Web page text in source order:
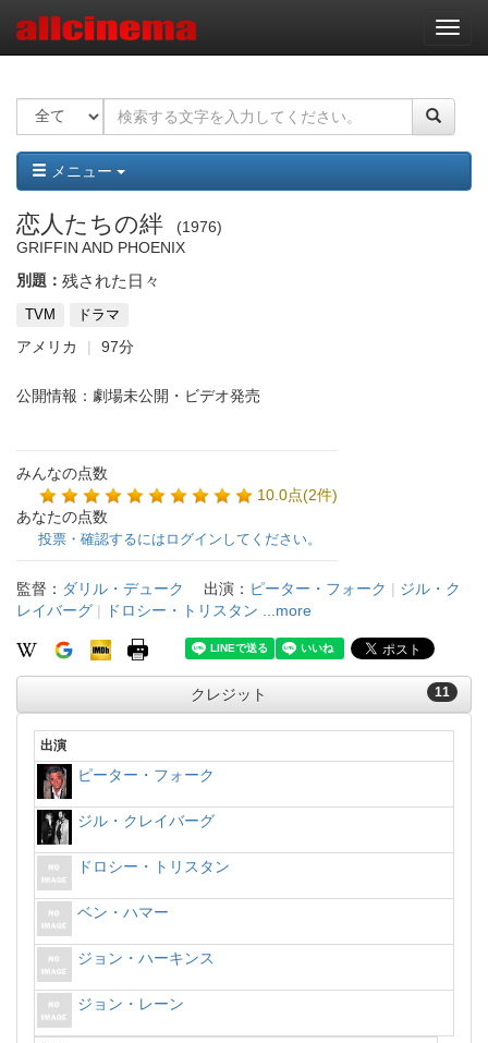
ナ
ビ
ー
ョ
ン
メニュー
恋人たちの絆
1976
GRIFFIN AND PHOENIX
別題： 残された日々
TVM ドラマ
アメリカ 97分
公開情報：劇場未公開・ビデオ発売
みんなの点数
10.0点(2件)
あなたの点数
投票・確認するにはログインしてください。
監督： ダリル・デューク 出演： ピーター・フォーク | ジル・ク
レイバーグ | ドロシー・トリスタン ...more
11
クレジット
出演
ピーター・フォーク
ジル・クレイバーグ
ドロシー・トリスタン
ベン・ハマー
ジョン・ハーキンス
ジョン・レーン